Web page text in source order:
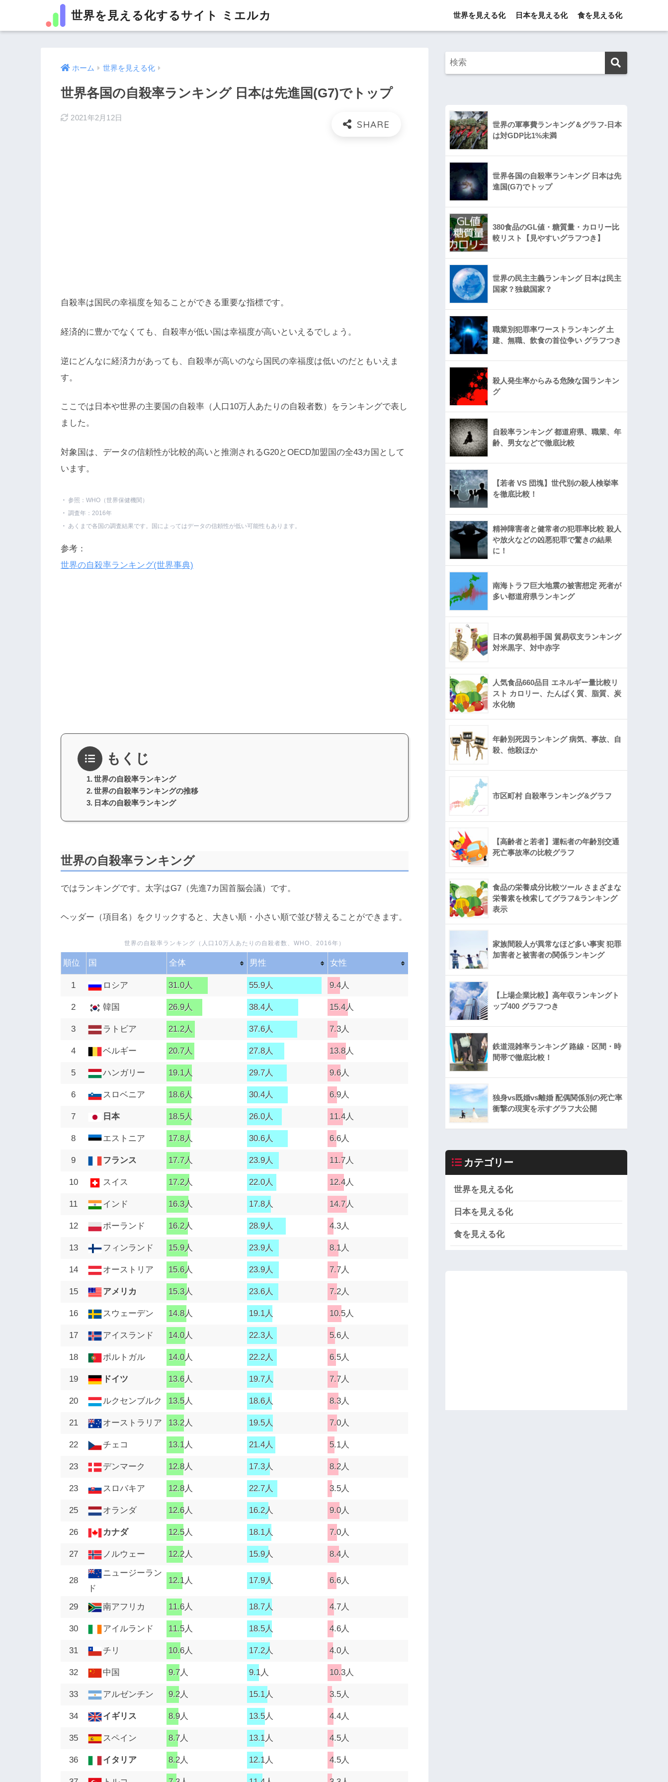
世界を見える化するサイト ミエルカ 世界を見える化 日本を見える化 食を見える化
ホーム 世界を見える化
世界各国の自殺率ランキング 日本は先進国(G7)でトップ
2021年2月12日
自殺率は国民の幸福度を知ることができる重要な指標です。
経済的に豊かでなくても、自殺率が低い国は幸福度が高いといえるでしょう。
逆にどんなに経済力があっても、自殺率が高いのなら国民の幸福度は低いのだともいえま
す。
ここでは日本や世界の主要国の自殺率（人口10万人あたりの自殺者数）をランキングで表し
ました。
対象国は、データの信頼性が比較的高いと推測されるG20とOECD加盟国の全43カ国として
います。
参照：WHO（世界保健機関）
調査年：2016年
あくまで各国の調査結果です。国によってはデータの信頼性が低い可能性もあります。
参考：
世界の自殺率ランキング(世界事典)
もくじ
世界の自殺率ランキング
世界の自殺率ランキングの推移
日本の自殺率ランキング
世界の自殺率ランキング
ではランキングです。太字はG7（先進7カ国首脳会議）です。
ヘッダー（項目名）をクリックすると、大きい順・小さい順で並び替えることができます。
世界の自殺率ランキング（人口10万人あたりの自殺者数、WHO、2016年）
順位 国 全体 男性 女性
1 ロシア 31.0人 55.9人 9.4人
2 韓国 26.9人 38.4人 15.4人
3 ラトビア 21.2人 37.6人 7.3人
4 ベルギー 20.7人 27.8人 13.8人
5 ハンガリー 19.1人 29.7人 9.6人
6 スロベニア 18.6人 30.4人 6.9人
7 日本 18.5人 26.0人 11.4人
8 エストニア 17.8人 30.6人 6.6人
9 フランス 17.7人 23.9人 11.7人
10 スイス 17.2人 22.0人 12.4人
11 インド 16.3人 17.8人 14.7人
12 ポーランド 16.2人 28.9人 4.3人
13 フィンランド 15.9人 23.9人 8.1人
14 オーストリア 15.6人 23.9人 7.7人
15 アメリカ 15.3人 23.6人 7.2人
16 スウェーデン 14.8人 19.1人 10.5人
17 アイスランド 14.0人 22.3人 5.6人
18 ポルトガル 14.0人 22.2人 6.5人
19 ドイツ 13.6人 19.7人 7.7人
20 ルクセンブルク 13.5人 18.6人 8.3人
21 オーストラリア 13.2人 19.5人 7.0人
22 チェコ 13.1人 21.4人 5.1人
23 デンマーク 12.8人 17.3人 8.2人
23 スロバキア 12.8人 22.7人 3.5人
25 オランダ 12.6人 16.2人 9.0人
26 カナダ 12.5人 18.1人 7.0人
27 ノルウェー 12.2人 15.9人 8.4人
28
ニュージーラン
ド
12.1人 17.9人 6.6人
29 南アフリカ 11.6人 18.7人 4.7人
30 アイルランド 11.5人 18.5人 4.6人
31 チリ 10.6人 17.2人 4.0人
32 中国 9.7人 9.1人 10.3人
33 アルゼンチン 9.2人 15.1人 3.5人
34 イギリス 8.9人 13.5人 4.4人
35 スペイン 8.7人 13.1人 4.5人
36 イタリア 8.2人 12.1人 4.5人
世界の軍事費ランキング＆グラフ-日本
は対GDP比1%未満
世界各国の自殺率ランキング 日本は先
進国(G7)でトップ
380食品のGL値・糖質量・カロリー比
較リスト【見やすいグラフつき】
世界の民主主義ランキング 日本は民主
国家？独裁国家？
職業別犯罪率ワーストランキング 土
建、無職、飲食の首位争い グラフつき
殺人発生率からみる危険な国ランキン
グ
自殺率ランキング 都道府県、職業、年
齢、男女などで徹底比較
【若者 VS 団塊】世代別の殺人検挙率
を徹底比較！
精神障害者と健常者の犯罪率比較 殺人
や放火などの凶悪犯罪で驚きの結果
に！
南海トラフ巨大地震の被害想定 死者が
多い都道府県ランキング
日本の貿易相手国 貿易収支ランキング
対米黒字、対中赤字
人気食品660品目 エネルギー量比較リ
スト カロリー、たんぱく質、脂質、炭
水化物
年齢別死因ランキング 病気、事故、自
殺、他殺ほか
市区町村 自殺率ランキング&グラフ
【高齢者と若者】運転者の年齢別交通
死亡事故率の比較グラフ
食品の栄養成分比較ツール さまざまな
栄養素を検索してグラフ&ランキング
表示
家族間殺人が異常なほど多い事実 犯罪
加害者と被害者の関係ランキング
【上場企業比較】高年収ランキングト
ップ400 グラフつき
鉄道混雑率ランキング 路線・区間・時
間帯で徹底比較！
独身vs既婚vs離婚 配偶関係別の死亡率
衝撃の現実を示すグラフ大公開
カテゴリー
世界を見える化
日本を見える化
食を見える化